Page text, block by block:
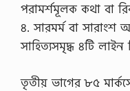
পরামর্শমূলক কথা বা
৪. সারমর্ম বা সারাংশ
সাহিত্যসমৃদ্ধ ৪টি লাইন
তৃতীয় ভাগের ৮৫